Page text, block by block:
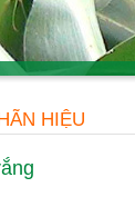
HIỆU